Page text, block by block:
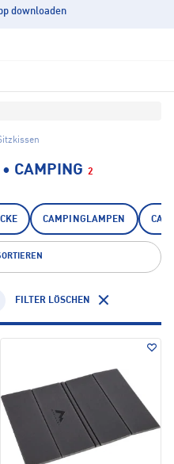
downloaden
CAMPING 2
CAMPINGLAMPEN
FILTER LÖSCHEN